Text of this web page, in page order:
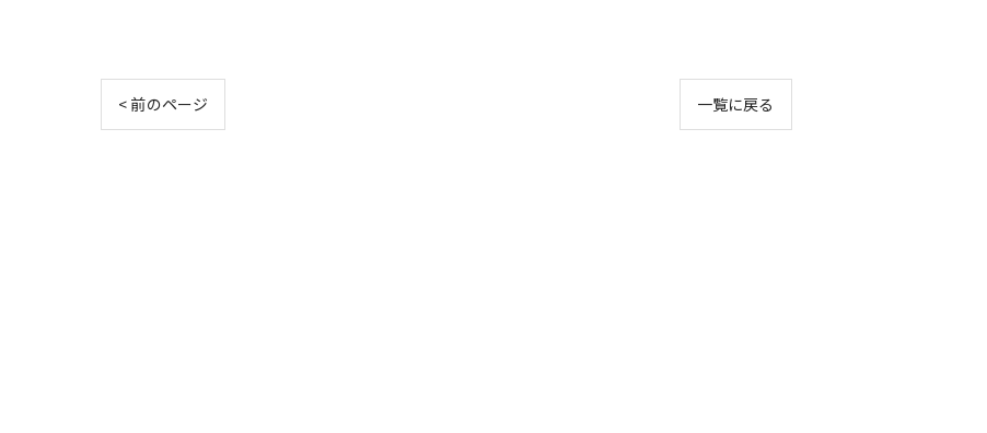
< 前のページ 一覧に戻る